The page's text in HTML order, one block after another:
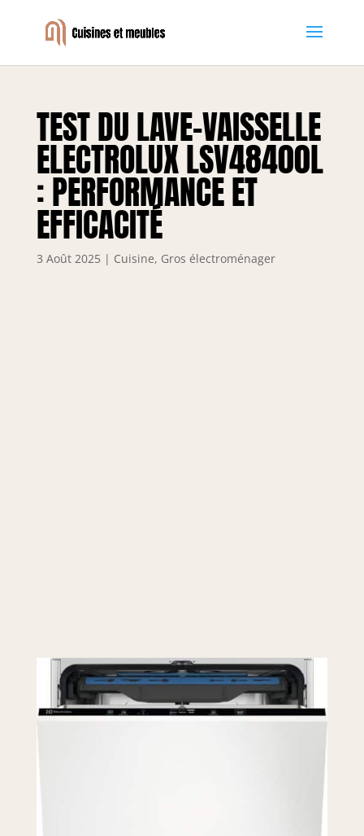
TEST DU LAVE-VAISSELLE
ELECTROLUX LSV48400L
: PERFORMANCE ET
EFFICACITÉ
3 Août 2025 | Cuisine, Gros électroménager